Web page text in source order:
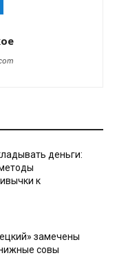
деньги:
к
замечены
совы